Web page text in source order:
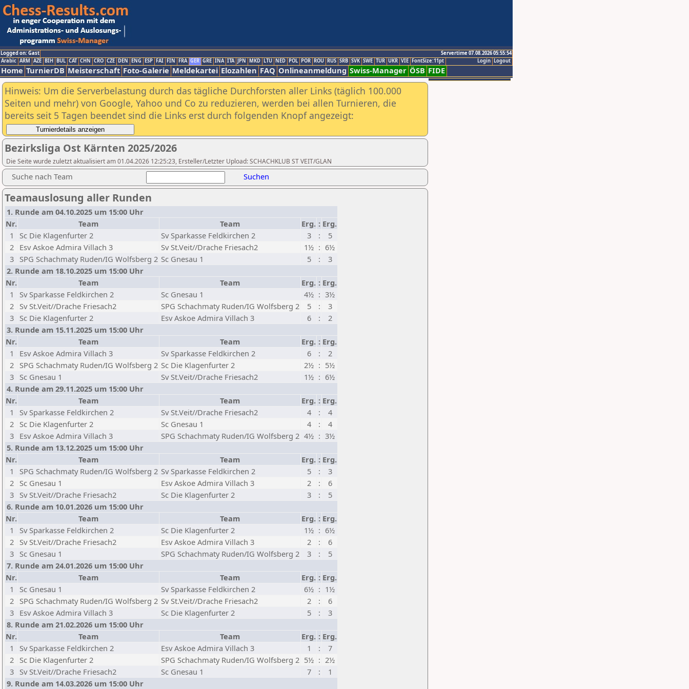
Logged on: Gast
Servertime 07.08.2026 05:55:54
Logout
Login
Arabic ARM AZE BIH BUL CAT CHN CRO CZE DEN ENG ESP FAI FIN FRA GER GRE INA ITA JPN MKD LTU NED POL POR ROU RUS SRB SVK SWE TUR UKR VIE FontSize:11pt
Home TurnierDB Meisterschaft Foto-Galerie Meldekartei Elozahlen FAQ Onlineanmeldung Swiss-Manager ÖSB FIDE
Hinweis: Um die Serverbelastung durch das tägliche Durchforsten aller Links (täglich 100.000
Seiten und mehr) von Google, Yahoo und Co zu reduzieren, werden bei allen Turnieren, die
bereits seit 5 Tagen beendet sind die Links erst durch folgenden Knopf angezeigt:
Bezirksliga Ost Kärnten 2025/2026
Die Seite wurde zuletzt aktualisiert am 01.04.2026 12:25:23, Ersteller/Letzter Upload: SCHACHKLUB ST VEIT/GLAN
Suche nach Team Suchen
Teamauslosung aller Runden
1. Runde am 04.10.2025 um 15:00 Uhr
Nr.
Team Team Erg. : Erg.
1
Sc Die Klagenfurter 2 Sv Sparkasse Feldkirchen 2 3 :
5
2
Esv Askoe Admira Villach 3 Sv St.Veit//Drache Friesach2 1½ : 6½
3
SPG Schachmaty Ruden/IG Wolfsberg 2 Sc Gnesau 1 5 :
3
2. Runde am 18.10.2025 um 15:00 Uhr
Nr.
Team Team Erg. : Erg.
1
Sv Sparkasse Feldkirchen 2 Sc Gnesau 1 4½ : 3½
2
Sv St.Veit//Drache Friesach2 SPG Schachmaty Ruden/IG Wolfsberg 2 5 :
3
3
Sc Die Klagenfurter 2 Esv Askoe Admira Villach 3 6 :
2
3. Runde am 15.11.2025 um 15:00 Uhr
Nr.
Team Team Erg. : Erg.
1
Esv Askoe Admira Villach 3 Sv Sparkasse Feldkirchen 2 6 :
2
2
SPG Schachmaty Ruden/IG Wolfsberg 2 Sc Die Klagenfurter 2 2½ : 5½
3
Sc Gnesau 1 Sv St.Veit//Drache Friesach2 1½ : 6½
4. Runde am 29.11.2025 um 15:00 Uhr
Nr.
Team Team Erg. : Erg.
1
Sv Sparkasse Feldkirchen 2 Sv St.Veit//Drache Friesach2 4 :
4
2
Sc Die Klagenfurter 2 Sc Gnesau 1 4 :
4
3
Esv Askoe Admira Villach 3 SPG Schachmaty Ruden/IG Wolfsberg 2 4½ : 3½
5. Runde am 13.12.2025 um 15:00 Uhr
Nr.
Team Team Erg. : Erg.
1
SPG Schachmaty Ruden/IG Wolfsberg 2 Sv Sparkasse Feldkirchen 2 5 :
3
2
Sc Gnesau 1 Esv Askoe Admira Villach 3 2 :
6
3
Sv St.Veit//Drache Friesach2 Sc Die Klagenfurter 2 3 :
5
6. Runde am 10.01.2026 um 15:00 Uhr
Nr.
Team Team Erg. : Erg.
1
Sv Sparkasse Feldkirchen 2 Sc Die Klagenfurter 2 1½ : 6½
2
Sv St.Veit//Drache Friesach2 Esv Askoe Admira Villach 3 2 :
6
3
Sc Gnesau 1 SPG Schachmaty Ruden/IG Wolfsberg 2 3 :
5
7. Runde am 24.01.2026 um 15:00 Uhr
Nr.
Team Team Erg. : Erg.
1
Sc Gnesau 1 Sv Sparkasse Feldkirchen 2 6½ : 1½
2
SPG Schachmaty Ruden/IG Wolfsberg 2 Sv St.Veit//Drache Friesach2 2 :
6
3
Esv Askoe Admira Villach 3 Sc Die Klagenfurter 2 5 :
3
8. Runde am 21.02.2026 um 15:00 Uhr
Nr.
Team Team Erg. : Erg.
1
Sv Sparkasse Feldkirchen 2 Esv Askoe Admira Villach 3 1 :
7
2
Sc Die Klagenfurter 2 SPG Schachmaty Ruden/IG Wolfsberg 2 5½ : 2½
3
Sv St.Veit//Drache Friesach2 Sc Gnesau 1 7 :
1
9. Runde am 14.03.2026 um 15:00 Uhr